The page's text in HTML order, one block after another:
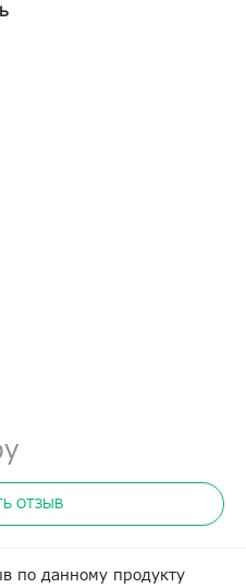
ОТЗЫВ
по данному продукту